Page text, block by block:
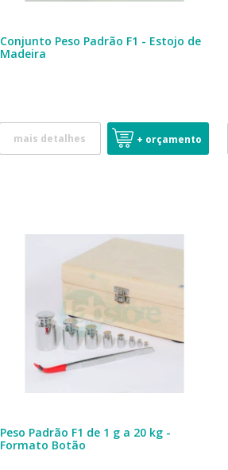
Conjunto Peso Padrão F1 - Estojo de
Madeira
mais detalhes + orçamento
Peso Padrão F1 de 1 g a 20 kg -
Formato Botão